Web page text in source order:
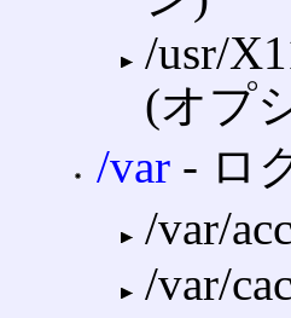
/usr/
(オプ
/var ‐ ロ
/var/
/var/